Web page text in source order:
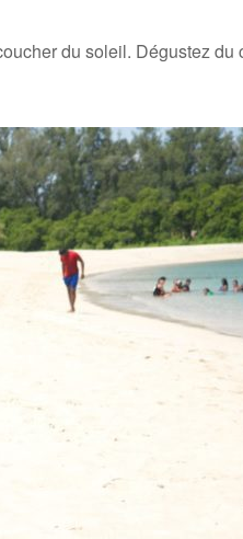
du soleil. Dégustez